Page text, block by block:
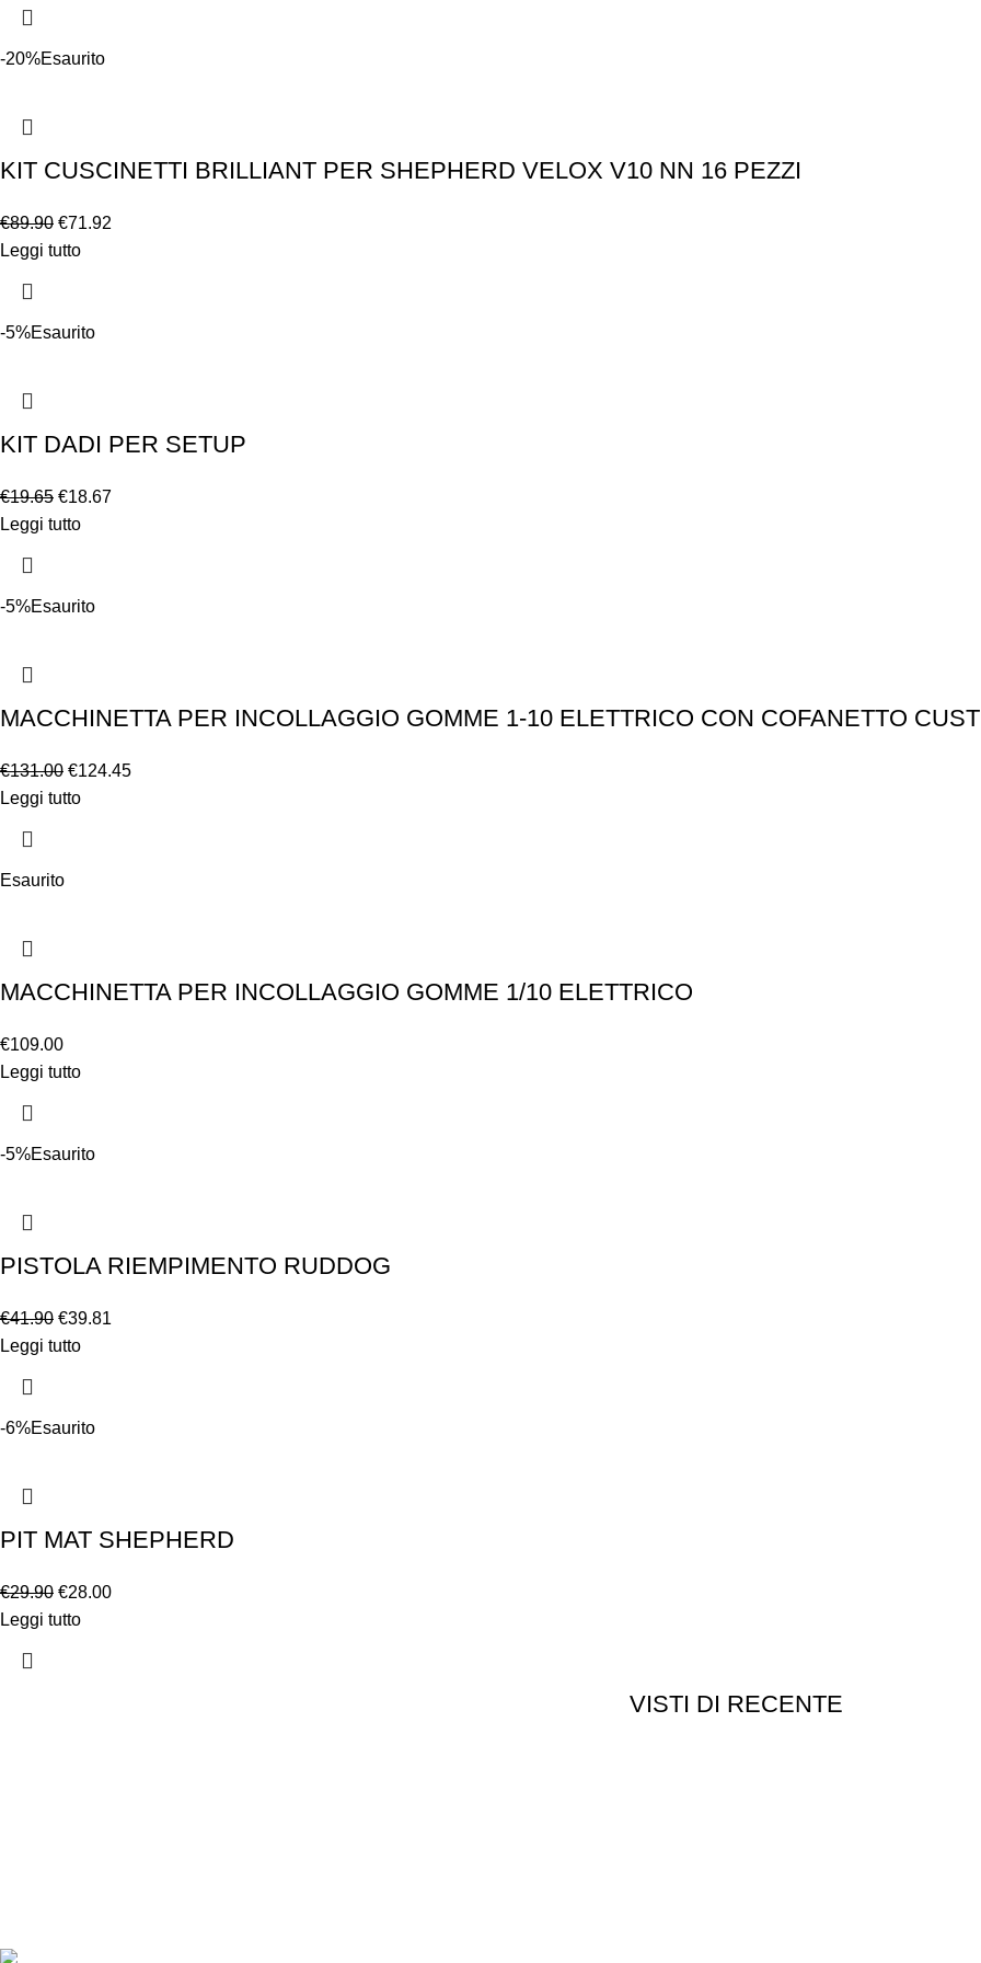
-20%Esaurito
KIT CUSCINETTI BRILLIANT PER SHEPHERD VELOX V10 NN 16 PEZZI
€89.90 €71.92
Leggi tutto
-5%Esaurito
KIT DADI PER SETUP
€19.65 €18.67
Leggi tutto
-5%Esaurito
MACCHINETTA PER INCOLLAGGIO GOMME 1-10 ELETTRICO CON COFANETTO
€131.00 €124.45
Leggi tutto
Esaurito
MACCHINETTA PER INCOLLAGGIO GOMME 1/10 ELETTRICO
€109.00
Leggi tutto
-5%Esaurito
PISTOLA RIEMPIMENTO RUDDOG
€41.90 €39.81
Leggi tutto
-6%Esaurito
PIT MAT SHEPHERD
€29.90 €28.00
Leggi tutto
VISTI DI RECENTE